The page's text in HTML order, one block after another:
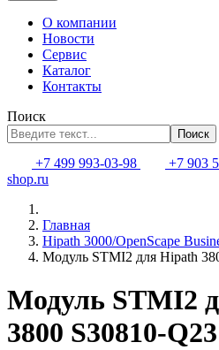
О компании
Новости
Сервис
Каталог
Контакты
Поиск
Поиск
+7 499 993-03-98 +7 903
shop.ru
Главная
Hipath 3000/OpenScape
Модуль STMI2 для Hipath
Модуль STMI2
3800 S30810-